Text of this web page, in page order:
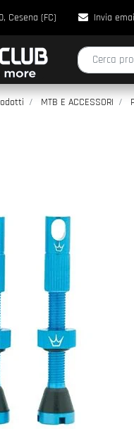
Cesena (FC) Invia
La modifica
MTB E ACCESSORI